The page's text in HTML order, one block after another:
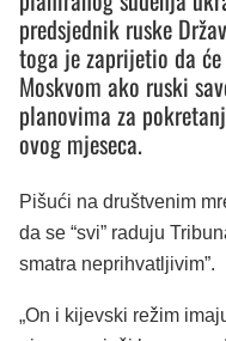
predsjednik ruske
toga je zaprijetio da
Moskvom ako ruski
planovima za
ovog mjeseca.
Pišući na društvenim
da se “svi” raduju
smatra neprihvatljivim”.
„On i kijevski režim